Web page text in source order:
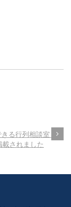
る行列相談室～第
されました